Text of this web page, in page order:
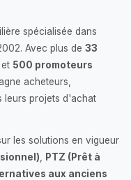
spécialisée dans
Avec plus de 33
500 promoteurs
acheteurs,
leurs projets d'achat
les solutions en vigueur
PTZ (Prêt à
aux anciens